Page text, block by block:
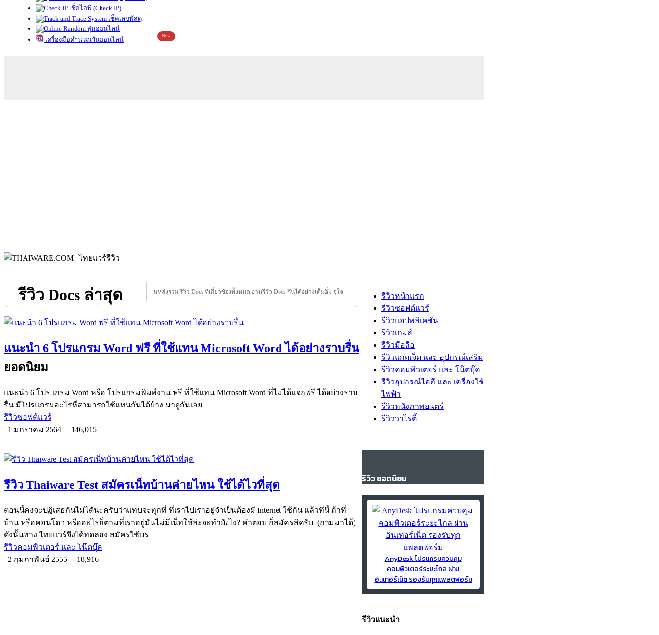
เช็คไอพี (Check IP)
เช็คเลขพัสดุ
สุ่มออนไลน์
เครื่องมือคำนวณวันออนไลน์
New
รีวิว Docs ล่าสุด แหล่งรวม รีวิว Docs ที่เกี่ยวข้องทั้งหมด อ่านรีวิว Docs กันได้อย่างเต็มอิ่ม จุใจ
แนะนำ 6 โปรแกรม Word ฟรี ที่ใช้แทน Microsoft Word ได้อย่างราบรื่น
ยอดนิยม
แนะนำ 6 โปรแกรม Word หรือ โปรแกรมพิมพ์งาน ฟรี ที่ใช้แทน Microsoft Word ที่ไม่ได้แจกฟรี ได้อย่างราบ
รื่น มีโปรแกรมอะไรที่สามารถใช้แทนกันได้บ้าง มาดูกันเลย
รีวิวซอฟต์แวร์
1 มกราคม 2564
146,015
รีวิว Thaiware Test สมัครเน็ทบ้านค่ายไหน ใช้ได้ไวที่สุด
ตอนนี้คงจะปฏิเสธกันไม่ได้นะครับว่าแทบจะทุกที่ ที่เราไปเราอยู่จำเป็นต้องมี Internet ใช้กัน แล้วทีนี้ ถ้าที่
บ้าน หรือคอนโดฯ หรืออะไรก็ตามที่เราอยู่มันไม่มีเน็ทใช้ล่ะจะทำยังไง? คำตอบ ก็สมัครสิครับ (ถามมาได้)
ดังนั้นทาง ไทยแวร์จึงได้ทดลอง สมัครใช้บร
รีวิวคอมพิวเตอร์ และ โน๊ตบุ๊ค
2 กุมภาพันธ์ 2555
18,916
รีวิวหน้าแรก
รีวิวซอฟต์แวร์
รีวิวแอปพลิเคชัน
รีวิวเกมส์
รีวิวมือถือ
รีวิวแกดเจ็ต และ อุปกรณ์เสริม
รีวิวคอมพิวเตอร์ และ โน๊ตบุ๊ค
รีวิวอุปกรณ์ไอที และ เครื่องใช้
ไฟฟ้า
รีวิวหนังภาพยนตร์
รีวิววาไรตี้
รีวิว ยอดนิยม
AnyDesk โปรแกรมควบคุม
คอมพิวเตอร์ระยะไกล ผ่าน
อินเทอร์เน็ต รองรับทุกแพลตฟอร์ม
รีวิวแนะนำ